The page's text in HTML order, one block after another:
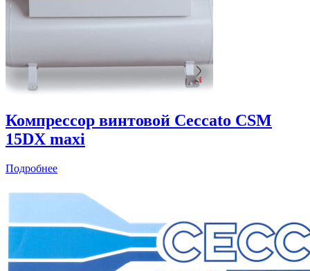
Компрессор винтовой Ceccato CSM
15DX maxi
Подробнее